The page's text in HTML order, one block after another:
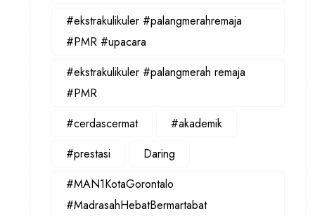
#ekstrakulikuler #palangmerahremaja
#PMR #upacara
#ekstrakulikuler #palangmerah remaja
#PMR
#cerdascermat
#akademik
#prestasi
Daring
#MAN1KotaGorontalo
#MadrasahHebatBermartabat